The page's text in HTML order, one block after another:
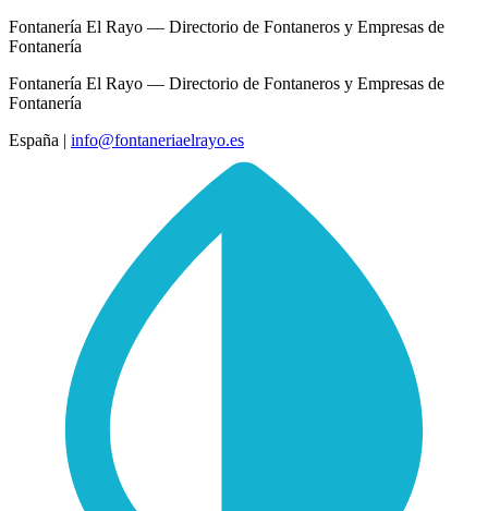
Fontanería El Rayo — Directorio de Fontaneros y Empresas de
Fontanería
Fontanería El Rayo — Directorio de Fontaneros y Empresas de
Fontanería
España | info@fontaneriaelrayo.es